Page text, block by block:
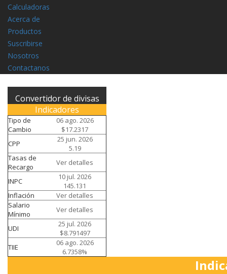
Calculadoras
Acerca de
Productos
Suscribirse
Nosotros
Contactanos
Convertidor de divisas
Indicadores
Tipo de
Cambio
06 ago. 2026
$17.2317
CPP
25 jun. 2026
5.19
Tasas de
Recargo
Ver detalles
INPC
10 jul. 2026
145.131
Inflación
Ver detalles
Salario
Mínimo
Ver detalles
UDI
25 jul. 2026
$8.791497
TIIE
06 ago. 2026
6.7358%